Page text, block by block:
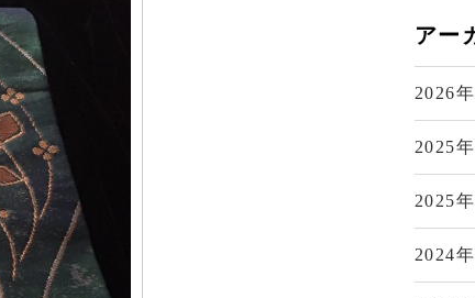
アー
2026
2025
2025
2024